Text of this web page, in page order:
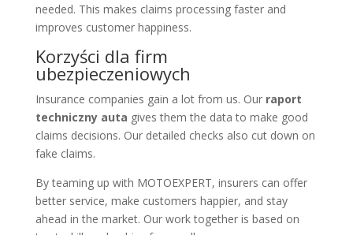
needed. This makes claims processing faster and
improves customer happiness.
Korzyści dla firm
ubezpieczeniowych
Insurance companies gain a lot from us. Our raport
techniczny auta gives them the data to make good
claims decisions. Our detailed checks also cut down on
fake claims.
By teaming up with MOTOEXPERT, insurers can offer
better service, make customers happier, and stay
ahead in the market. Our work together is based on